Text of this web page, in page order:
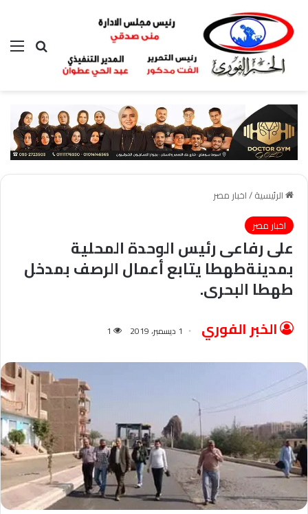
بحث عن
الرئيسية/اخبار مصر
اخبار مصر
على رفاعى رئيس الوحدة المحلية
بمدينةطهطا يتابع أعمال الرصف بمدخل
طهطا البحرى.
الخبر الفوري 1 ديسمبر، 2019 1